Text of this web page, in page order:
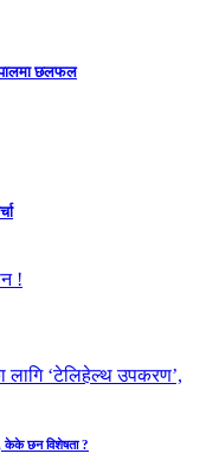
छलफल
केके छन विशेषता ?